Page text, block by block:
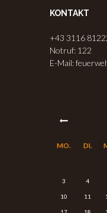
KONTAKT
+43 3116
Notruf: 122
E-Mail:
MO. DI.
3 4
10 11